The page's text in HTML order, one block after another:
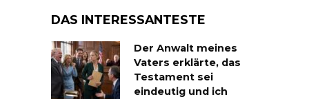
DAS INTERESSANTESTE
Der Anwalt meines
Vaters erklärte, das
Testament sei
eindeutig und ich